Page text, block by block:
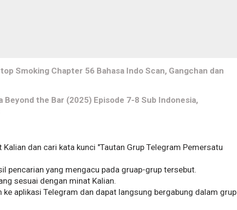
Smoking Chapter 56 Bahasa Indo Scan, Gangchan dan
Beyond the Bar (2025) Episode 7-8 Sub Indonesia,
dan cari kata kunci "Tautan Grup Telegram Pemersatu
pencarian yang mengacu pada gruap-grup tersebut.
sesuai dengan minat Kalian.
ke aplikasi Telegram dan dapat langsung bergabung dalam grup